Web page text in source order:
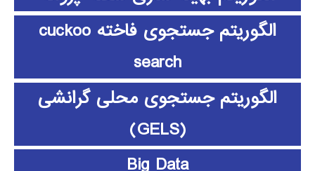
الگوریتم جستجوی فاخته cuckoo
search
الگوریتم جستجوی محلی گرانشی
(GELS)
Big Data